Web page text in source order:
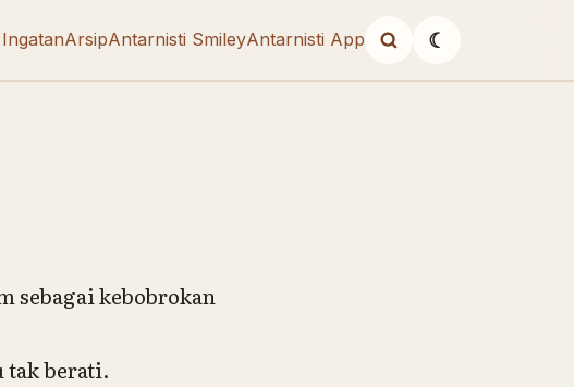
ArsipAntarnisti SmileyAntarnisti App ☾
sebagai kebobrokan
tak berati.